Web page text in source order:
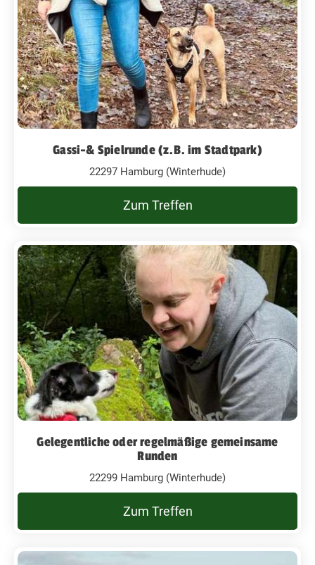
Gassi-& Spielrunde (z.B. im Stadtpark)
22297 Hamburg (Winterhude)
Zum Treffen
Gelegentliche oder regelmäßige gemeinsame
Runden
22299 Hamburg (Winterhude)
Zum Treffen